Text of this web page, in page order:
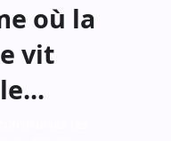
où la
vit